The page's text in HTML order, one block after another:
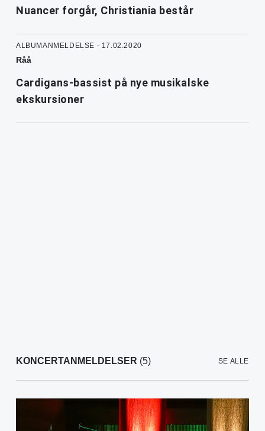
Nuancer forgår, Christiania består
ALBUMANMELDELSE - 17.02.2020
Råå
Cardigans-bassist på nye musikalske
ekskursioner
KONCERTANMELDELSER (5) SE ALLE